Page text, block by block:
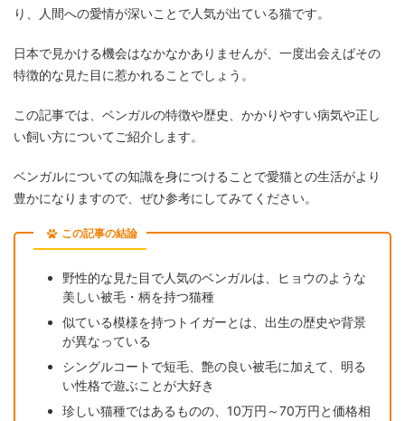
り、人間への愛情が深いことで人気が出ている猫です。
日本で見かける機会はなかなかありませんが、一度出会えばその
特徴的な見た目に惹かれることでしょう。
この記事では、ベンガルの特徴や歴史、かかりやすい病気や正し
い飼い方についてご紹介します。
ベンガルについての知識を身につけることで愛猫との生活がより
豊かになりますので、ぜひ参考にしてみてください。
この記事の結論
野性的な見た目で人気のベンガルは、ヒョウのような
美しい被毛・柄を持つ猫種
似ている模様を持つトイガーとは、出生の歴史や背景
が異なっている
シングルコートで短毛、艶の良い被毛に加えて、明る
い性格で遊ぶことが大好き
珍しい猫種ではあるものの、10万円～70万円と価格相